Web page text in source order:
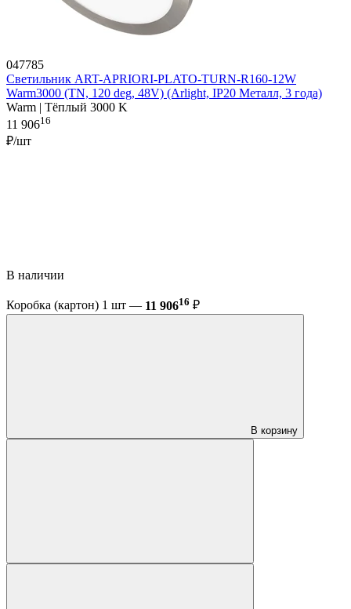
047785
Светильник ART-APRIORI-PLATO-TURN-R160-12W
Warm3000 (TN, 120 deg, 48V) (Arlight, IP20 Металл, 3 года)
Warm | Тёплый 3000 K
11 90616
₽/шт
В наличии
Коробка (картон) 1 шт — 11 90616 ₽
В корзину